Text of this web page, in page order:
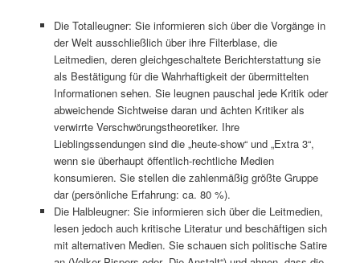
Die Totalleugner: Sie informieren sich über die Vorgänge in
der Welt ausschließlich über ihre Filterblase, die
Leitmedien, deren gleichgeschaltete Berichterstattung sie
als Bestätigung für die Wahrhaftigkeit der übermittelten
Informationen sehen. Sie leugnen pauschal jede Kritik oder
abweichende Sichtweise daran und ächten Kritiker als
verwirrte Verschwörungstheoretiker. Ihre
Lieblingssendungen sind die „heute-show“ und „Extra 3“,
wenn sie überhaupt öffentlich-rechtliche Medien
konsumieren. Sie stellen die zahlenmäßig größte Gruppe
dar (persönliche Erfahrung: ca. 80 %).
Die Halbleugner: Sie informieren sich über die Leitmedien,
lesen jedoch auch kritische Literatur und beschäftigen sich
mit alternativen Medien. Sie schauen sich politische Satire